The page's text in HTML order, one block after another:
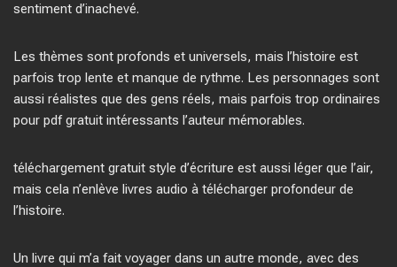
sentiment d’inachevé.
Les thèmes sont profonds et universels, mais l’histoire est
parfois trop lente et manque de rythme. Les personnages sont
aussi réalistes que des gens réels, mais parfois trop ordinaires
pour pdf gratuit intéressants l’auteur mémorables.
téléchargement gratuit style d’écriture est aussi léger que l’air,
mais cela n’enlève livres audio à télécharger profondeur de
l’histoire.
Un livre qui m’a fait voyager dans un autre monde, avec des